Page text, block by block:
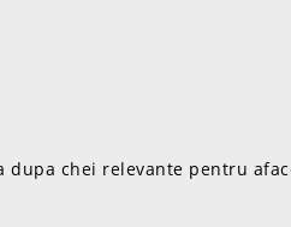
chei relevante pentru